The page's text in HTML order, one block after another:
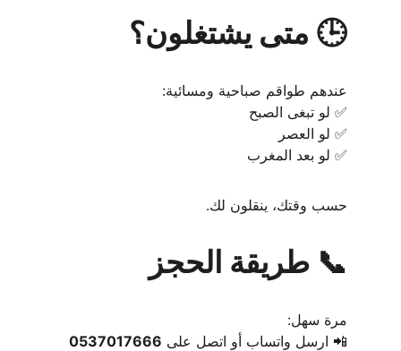
🕒 متى يشتغلون؟
عندهم طواقم صباحية ومسائية:
✅ لو تبغى الصبح
✅ لو العصر
✅ لو بعد المغرب
حسب وقتك، ينقلون لك.
📞 طريقة الحجز
مرة سهل:
📲 ارسل واتساب أو اتصل على 0537017666